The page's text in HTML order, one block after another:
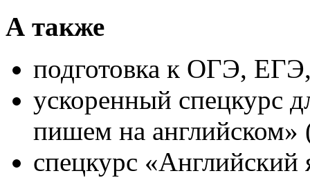
А также
подготовка к ОГЭ,
ускоренный спецкурс
пишем на английском»
спецкурс